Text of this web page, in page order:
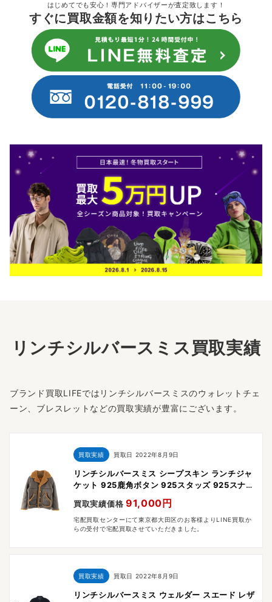
はじめてでも安心！専門アドバイザーが査定致します！
すぐに買取金額を知りたい方はこちら
リンチシルバースミス買取実績
ブランド買取LIFEではリンチシルバースミスのウォレットチェ
ーン、ブレスレットなどの買取実績が豊富にございます。
買取実績 買取日 2022年8月9日
リンチシルバースミス シープスキン ランチジャ
ケット 925鹿角ボタン 925スタッズ 925スナッ
プ リアルムートンレザー ブラウン系
買取実績価格 91,000円
宅配買取センターにて東京都大田区のお客様よりLINE買取か
らの受付で宅配買取させていただきました。
買取実績 買取日 2022年8月9日
リンチシルバースミス ウェルダー スエード レザ